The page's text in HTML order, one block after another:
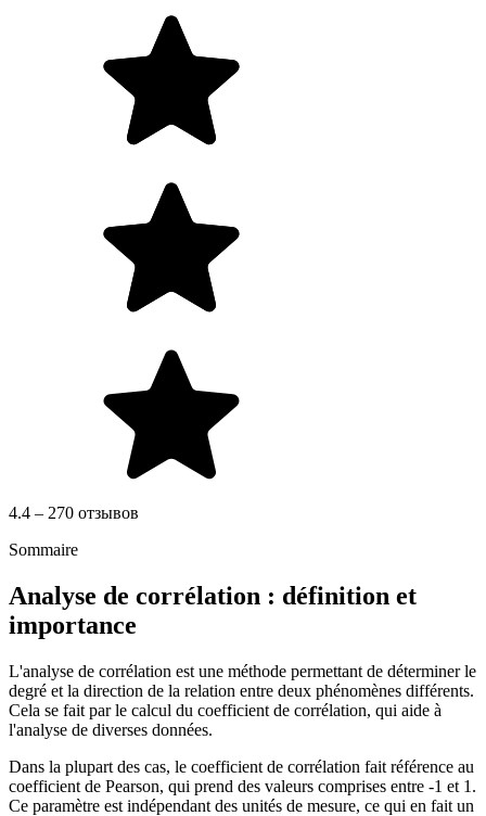
4.4 – 270 отзывов
Sommaire
Analyse de corrélation : définition et
importance
L'analyse de corrélation est une méthode permettant de déterminer le
degré et la direction de la relation entre deux phénomènes différents.
Cela se fait par le calcul du coefficient de corrélation, qui aide à
l'analyse de diverses données.
Dans la plupart des cas, le coefficient de corrélation fait référence au
coefficient de Pearson, qui prend des valeurs comprises entre -1 et 1.
Ce paramètre est indépendant des unités de mesure, ce qui en fait un